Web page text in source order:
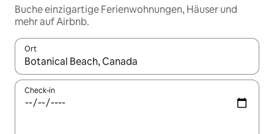
Buche einzigartige Ferienwohnungen, Häuser und
mehr auf Airbnb.
Ort
Wenn Ergebnisse verfügbar sind, navigiere mit den
Check-in